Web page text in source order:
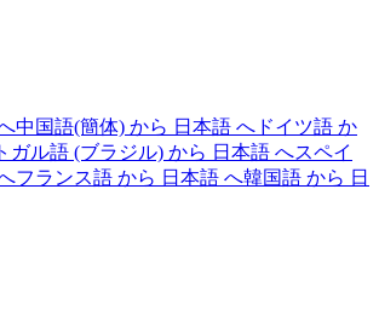
中国語(簡体) から 日本語 へ ドイツ語 か
ガル語 (ブラジル) から 日本語 へスペイ
フランス語 から 日本語 へ韓国語 から 日